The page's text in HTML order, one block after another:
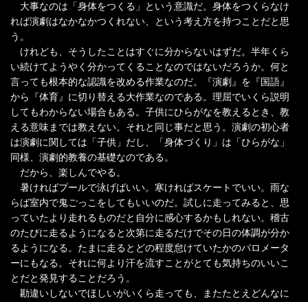
大事なのは「身体をつくる」という意識だ。身体をつくらなけ
れば演劇はなかなかつくれない、という考え方を持つことだと思
う。
けれども、そうしたことはすぐに分からないはずだ。半年くら
い続けてようやく分かってくることなのではないだろうか。何と
言っても根本的な認識を改める作業なのだ。『演劇』を『国語』
から『体育』に切り替える大作業なのである。理屈でいくら説明
してもわからない場合もある。子供にひらがなを教えるとき、教
える意味までは教えない。それと同じ事だと思う。演劇の初心者
は演劇に関しては「子供」だし、「身体づくり」は「ひらがな」
同様、演劇的教養の基礎なのである。
だから、楽しんでやる。
暑ければプールで泳げばいい。寒ければスケートでいい。雨な
らば室内で鬼ごっこをしてもいいのだ。試しに走ってみると、思
っていたより走れるものだと自分に感心するかもしれない。稽古
のたびに走るようになると次第に走るだけでその日の体調が分か
るようになる。たまに走るとどの程度怠けていたかのバロメータ
ーにもなる。それに何より汗を流すことがとても気持ちのいいこ
とだと発見することだろう。
勘違いしないでほしいがいくら走っても、またたとえどんなに